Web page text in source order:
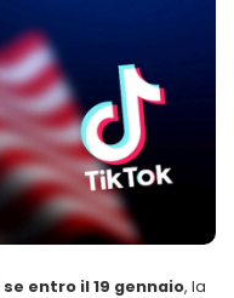
se entro il 19 gennaio, la